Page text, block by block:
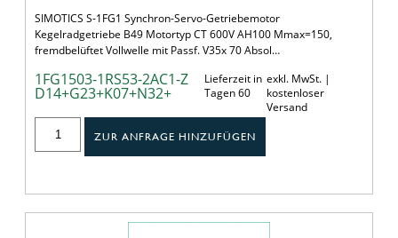
SIMOTICS S-1FG1 Synchron-Servo-Getriebemotor
Kegelradgetriebe B49 Motortyp CT 600V AH100 Mmax=150,
fremdbelüftet Vollwelle mit Passf. V35x 70 Absol…
1FG1503-1RS53-2AC1-Z
D14+G23+K07+N32+
Lieferzeit in
Tagen 60
exkl. MwSt. |
kostenloser
Versand
ZUR ANFRAGE HINZUFÜGEN